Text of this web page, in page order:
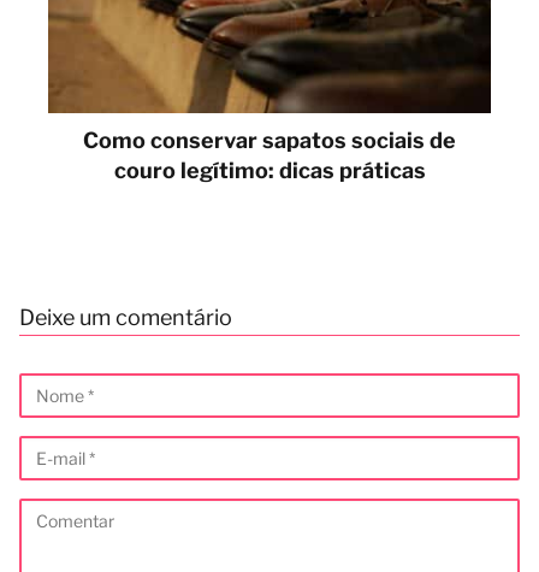
Como conservar sapatos sociais de
couro legítimo: dicas práticas
Deixe um comentário